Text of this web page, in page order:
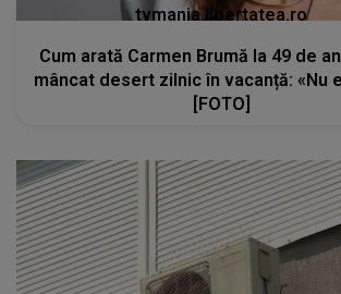
tvmania.libertatea.ro
Cum arată Carmen Brumă la 49 de
mâncat desert zilnic în vacanță: «Nu
[FOTO]